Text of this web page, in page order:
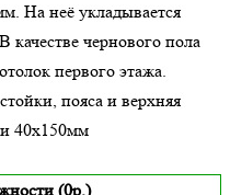
На неё укладывается
чернового пола
первого этажа.
пояса и верхняя
40х150мм
(0р.)